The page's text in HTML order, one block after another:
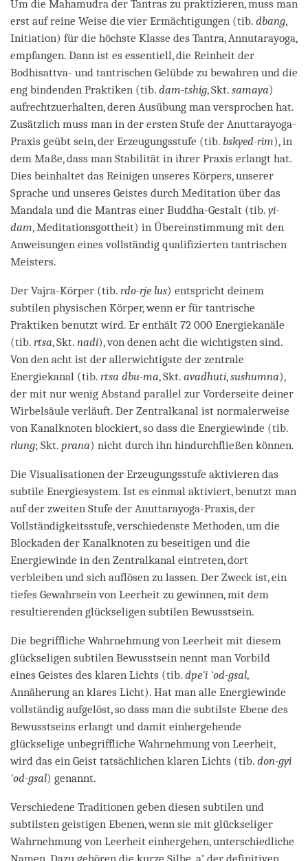
Um die Mahamudra der Tantras zu praktizieren, muss man
erst auf reine Weise die vier Ermächtigungen (tib. dbang,
Initiation) für die höchste Klasse des Tantra, Annutarayoga,
empfangen. Dann ist es essentiell, die Reinheit der
Bodhisattva- und tantrischen Gelübde zu bewahren und die
eng bindenden Praktiken (tib. dam-tshig, Skt. samaya)
aufrechtzuerhalten, deren Ausübung man versprochen hat.
Zusätzlich muss man in der ersten Stufe der Anuttarayoga-
Praxis geübt sein, der Erzeugungsstufe (tib. bskyed-rim), in
dem Maße, dass man Stabilität in ihrer Praxis erlangt hat.
Dies beinhaltet das Reinigen unseres Körpers, unserer
Sprache und unseres Geistes durch Meditation über das
Mandala und die Mantras einer Buddha-Gestalt (tib. yi-
dam, Meditationsgottheit) in Übereinstimmung mit den
Anweisungen eines vollständig qualifizierten tantrischen
Meisters.
Der Vajra-Körper (tib. rdo-rje lus) entspricht deinem
subtilen physischen Körper, wenn er für tantrische
Praktiken benutzt wird. Er enthält 72 000 Energiekanäle
(tib. rtsa, Skt. nadi), von denen acht die wichtigsten sind.
Von den acht ist der allerwichtigste der zentrale
Energiekanal (tib. rtsa dbu-ma, Skt. avadhuti,sushumna),
der mit nur wenig Abstand parallel zur Vorderseite deiner
Wirbelsäule verläuft. Der Zentralkanal ist normalerweise
von Kanalknoten blockiert, so dass die Energiewinde (tib.
rlung; Skt. prana) nicht durch ihn hindurchfließen können.
Die Visualisationen der Erzeugungsstufe aktivieren das
subtile Energiesystem. Ist es einmal aktiviert, benutzt man
auf der zweiten Stufe der Anuttarayoga-Praxis, der
Vollständigkeitsstufe, verschiedenste Methoden, um die
Blockaden der Kanalknoten zu beseitigen und die
Energiewinde in den Zentralkanal eintreten, dort
verbleiben und sich auflösen zu lassen. Der Zweck ist, ein
tiefes Gewahrsein von Leerheit zu gewinnen, mit dem
resultierenden glückseligen subtilen Bewusstsein.
Die begriffliche Wahrnehmung von Leerheit mit diesem
glückseligen subtilen Bewusstsein nennt man Vorbild
eines Geistes des klaren Lichts (tib. dpe'i 'od-gsal,
Annäherung an klares Licht). Hat man alle Energiewinde
vollständig aufgelöst, so dass man die subtilste Ebene des
Bewusstseins erlangt und damit einhergehende
glückselige unbegriffliche Wahrnehmung von Leerheit,
wird das ein Geist tatsächlichen klaren Lichts (tib. don-gyi
'od-gsal) genannt.
Verschiedene Traditionen geben diesen subtilen und
subtilsten geistigen Ebenen, wenn sie mit glückseliger
Wahrnehmung von Leerheit einhergehen, unterschiedliche